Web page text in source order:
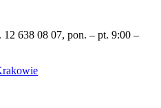
638 08 07, pon. – pt. 9:00 –